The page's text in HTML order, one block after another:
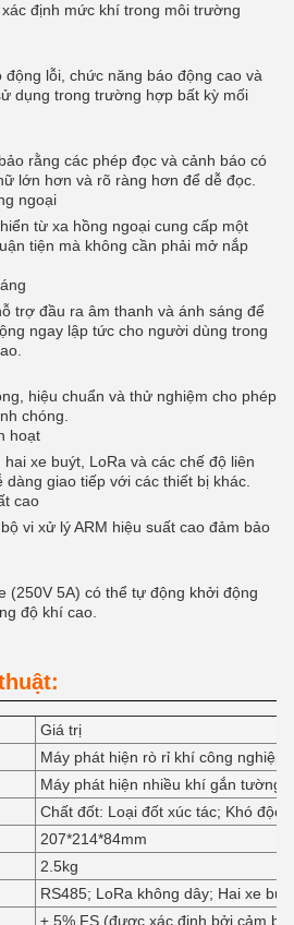
định mức khí trong môi trường
lỗi, chức năng báo động cao và
dụng trong trường hợp bất kỳ mối
rằng các phép đọc và cảnh báo có
lớn hơn và rõ ràng hơn để dễ đọc.
ngoại
từ xa hồng ngoại cung cấp một
tiện mà không cần phải mở nắp
trợ đầu ra âm thanh và ánh sáng để
ngay lập tức cho người dùng trong
hiệu chuẩn và thử nghiệm cho phép
chóng.
hoạt
xe buýt, LoRa và các chế độ liên
giao tiếp với các thiết bị khác.
cao
vi xử lý ARM hiệu suất cao đảm bảo
(250V 5A) có thể tự động khởi động
độ khí cao.
Giá trị
Máy phát hiện rò rỉ khí công nghiệp
Máy phát hiện nhiều khí gắn tường
Chất đốt: Loại đốt xúc tác; Khó
207*214*84mm
2.5kg
RS485; LoRa không dây; Hai xe
± 5% FS (được xác định bởi cảm